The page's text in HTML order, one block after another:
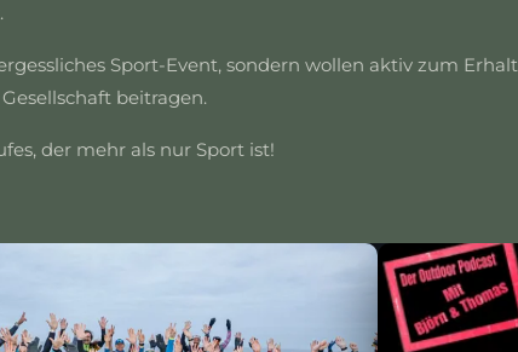
Sport-Event, sondern wollen aktiv zum Erhalt
beitragen.
der mehr als nur Sport ist!